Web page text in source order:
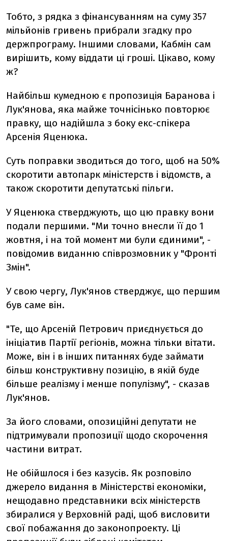
Тобто, з рядка з фінансуванням на суму 357
мільйонів гривень прибрали згадку про
держпрограму. Іншими словами, Кабмін сам
вирішить, кому віддати ці гроші. Цікаво, кому
ж?
Найбільш кумедною є пропозиція Баранова і
Лук'янова, яка майже точнісінько повторює
правку, що надійшла з боку екс-спікера
Арсенія Яценюка.
Суть поправки зводиться до того, щоб на 50%
скоротити автопарк міністерств і відомств, а
також скоротити депутатські пільги.
У Яценюка стверджують, що цю правку вони
подали першими. "Ми точно внесли її до 1
жовтня, і на той момент ми були єдиними", -
повідомив виданню співрозмовник у "Фронті
Змін".
У свою чергу, Лук'янов стверджує, що першим
був саме він.
"Те, що Арсеній Петрович приєднується до
ініціатив Партії регіонів, можна тільки вітати.
Може, він і в інших питаннях буде займати
більш конструктивну позицію, в якій буде
більше реалізму і менше популізму", - сказав
Лук'янов.
За його словами, опозиційні депутати не
підтримували пропозиції щодо скорочення
частини витрат.
Не обійшлося і без казусів. Як розповіло
джерело видання в Міністерстві економіки,
нещодавно представники всіх міністерств
збиралися у Верховній раді, щоб висловити
свої побажання до законопроекту. Ці